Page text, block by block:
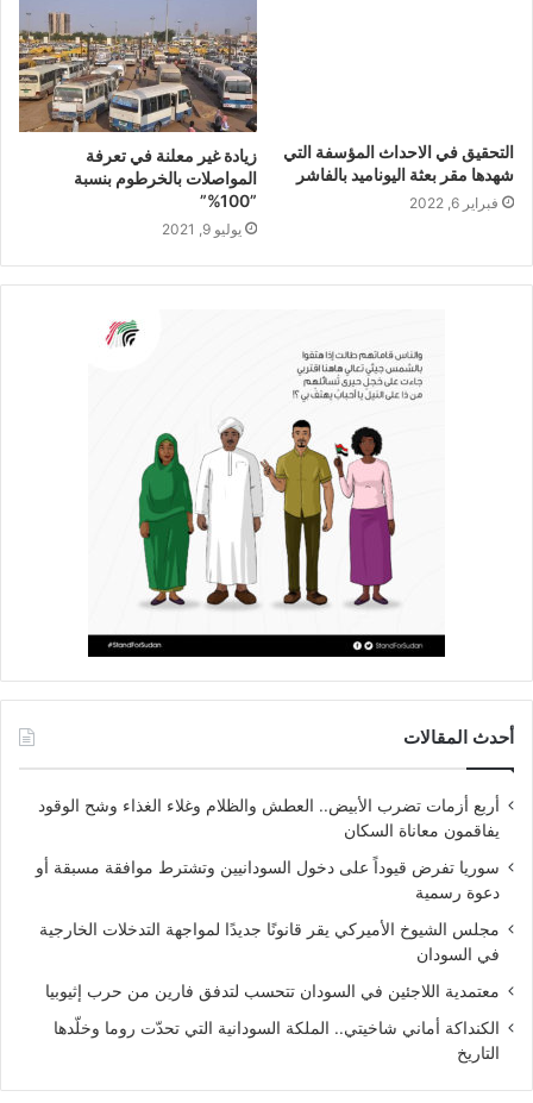
التحقيق في الاحداث المؤسفة التي
شهدها مقر بعثة اليوناميد بالفاشر
فبراير 6, 2022
زيادة غير معلنة في تعرفة
المواصلات بالخرطوم بنسبة
”100%”
يوليو 9, 2021
أحدث المقالات
أربع أزمات تضرب الأبيض.. العطش والظلام وغلاء الغذاء وشح الوقود
يفاقمون معاناة السكان
سوريا تفرض قيوداً على دخول السودانيين وتشترط موافقة مسبقة أو
دعوة رسمية
مجلس الشيوخ الأميركي يقر قانونًا جديدًا لمواجهة التدخلات الخارجية
في السودان
معتمدية اللاجئين في السودان تتحسب لتدفق فارين من حرب إثيوبيا
الكنداكة أماني شاخيتي.. الملكة السودانية التي تحدّت روما وخلّدها
التاريخ